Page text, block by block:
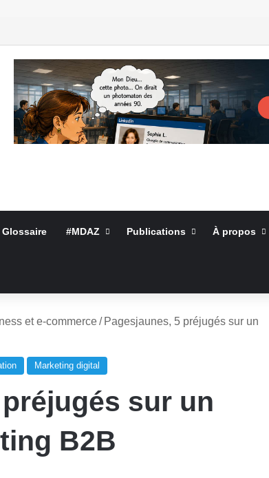
Glossaire #MDAZ Publications À propos
et e-commerce/ Pagesjaunes, 5 préjugés sur un
Marketing digital
sur un
B2B